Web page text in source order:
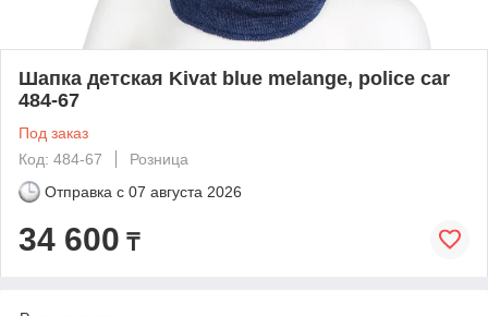
Шапка детская Kivat blue melange, police car
484-67
Под заказ
Код: 484-67
Розница
Отправка с 07 августа 2026
34 600 ₸